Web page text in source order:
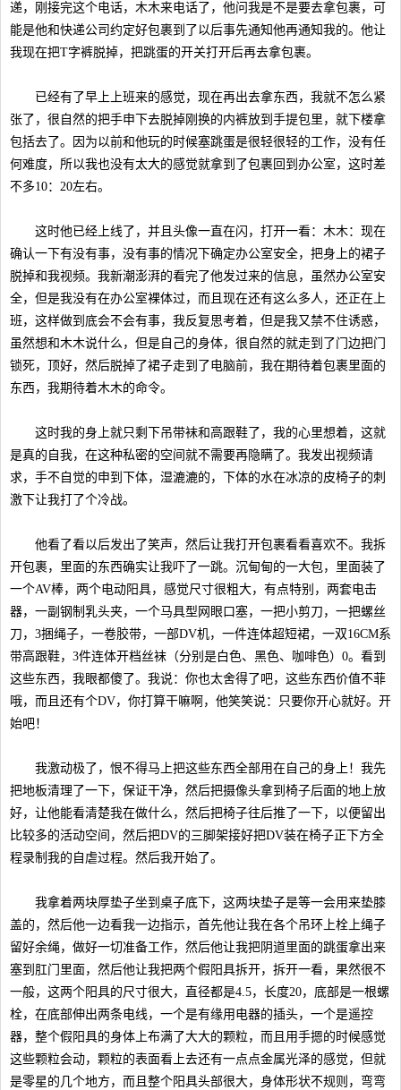
递，刚接完这个电话，木木来电话了，他问我是不是要去拿包裹，可
能是他和快递公司约定好包裹到了以后事先通知他再通知我的。他让
我现在把T字裤脱掉，把跳蛋的开关打开后再去拿包裹。
已经有了早上上班来的感觉，现在再出去拿东西，我就不怎么紧
张了，很自然的把手申下去脱掉刚换的内裤放到手提包里，就下楼拿
包括去了。因为以前和他玩的时候塞跳蛋是很轻很轻的工作，没有任
何难度，所以我也没有太大的感觉就拿到了包裹回到办公室，这时差
不多10：20左右。
这时他已经上线了，并且头像一直在闪，打开一看：木木：现在
确认一下有没有事，没有事的情况下确定办公室安全，把身上的裙子
脱掉和我视频。我新潮澎湃的看完了他发过来的信息，虽然办公室安
全，但是我没有在办公室裸体过，而且现在还有这么多人，还正在上
班，这样做到底会不会有事，我反复思考着，但是我又禁不住诱惑，
虽然想和木木说什么，但是自己的身体，很自然的就走到了门边把门
锁死，顶好，然后脱掉了裙子走到了电脑前，我在期待着包裹里面的
东西，我期待着木木的命令。
这时我的身上就只剩下吊带袜和高跟鞋了，我的心里想着，这就
是真的自我，在这种私密的空间就不需要再隐瞒了。我发出视频请
求，手不自觉的申到下体，湿漉漉的，下体的水在冰凉的皮椅子的刺
激下让我打了个冷战。
他看了看以后发出了笑声，然后让我打开包裹看看喜欢不。我拆
开包裹，里面的东西确实让我吓了一跳。沉甸甸的一大包，里面装了
一个AV棒，两个电动阳具，感觉尺寸很粗大，有点特别，两套电击
器，一副钢制乳头夹，一个马具型网眼口塞，一把小剪刀，一把螺丝
刀，3捆绳子，一卷胶带，一部DV机，一件连体超短裙，一双16CM系
带高跟鞋，3件连体开档丝袜（分别是白色、黑色、咖啡色）0。看到
这些东西，我眼都傻了。我说：你也太舍得了吧，这些东西价值不菲
哦，而且还有个DV，你打算干嘛啊，他笑笑说：只要你开心就好。开
始吧！
我激动极了，恨不得马上把这些东西全部用在自己的身上！我先
把地板清理了一下，保证干净，然后把摄像头拿到椅子后面的地上放
好，让他能看清楚我在做什么，然后把椅子往后推了一下，以便留出
比较多的活动空间，然后把DV的三脚架接好把DV装在椅子正下方全
程录制我的自虐过程。然后我开始了。
我拿着两块厚垫子坐到桌子底下，这两块垫子是等一会用来垫膝
盖的，然后他一边看我一边指示，首先他让我在各个吊环上栓上绳子
留好余绳，做好一切准备工作，然后他让我把阴道里面的跳蛋拿出来
塞到肛门里面，然后他让我把两个假阳具拆开，拆开一看，果然很不
一般，这两个阳具的尺寸很大，直径都是4.5，长度20，底部是一根螺
栓，在底部伸出两条电线，一个是有缘用电器的插头，一个是遥控
器，整个假阳具的身体上布满了大大的颗粒，而且用手摁的时候感觉
这些颗粒会动，颗粒的表面看上去还有一点点金属光泽的感觉，但就
是零星的几个地方，而且整个阳具头部很大，身体形状不规则，弯弯